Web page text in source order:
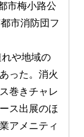
市梅小路公
市消防団フ
や地域の
った。消火
巻きチャレ
ス出展のほ
アメニティ